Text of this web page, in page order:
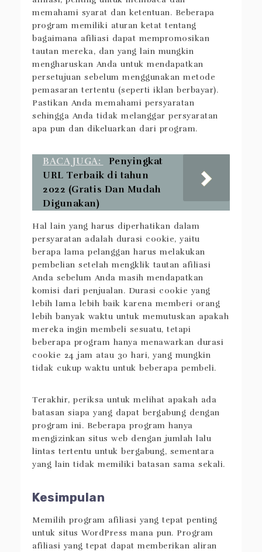
memahami syarat dan ketentuan. Beberapa
program memiliki aturan ketat tentang
bagaimana afiliasi dapat mempromosikan
tautan mereka, dan yang lain mungkin
mengharuskan Anda untuk mendapatkan
persetujuan sebelum menggunakan metode
pemasaran tertentu (seperti iklan berbayar).
Pastikan Anda memahami persyaratan
sehingga Anda tidak melanggar persyaratan
apa pun dan dikeluarkan dari program.
BACA JUGA:
Penyingkat
URL Terbaik di tahun
2022 (Gratis Dan Mudah
Digunakan)
Hal lain yang harus diperhatikan dalam
persyaratan adalah durasi cookie, yaitu
berapa lama pelanggan harus melakukan
pembelian setelah mengklik tautan afiliasi
Anda sebelum Anda masih mendapatkan
komisi dari penjualan. Durasi cookie yang
lebih lama lebih baik karena memberi orang
lebih banyak waktu untuk memutuskan apakah
mereka ingin membeli sesuatu, tetapi
beberapa program hanya menawarkan durasi
cookie 24 jam atau 30 hari, yang mungkin
tidak cukup waktu untuk beberapa pembeli.
Terakhir, periksa untuk melihat apakah ada
batasan siapa yang dapat bergabung dengan
program ini. Beberapa program hanya
mengizinkan situs web dengan jumlah lalu
lintas tertentu untuk bergabung, sementara
yang lain tidak memiliki batasan sama sekali.
Kesimpulan
Memilih program afiliasi yang tepat penting
untuk situs WordPress mana pun. Program
afiliasi yang tepat dapat memberikan aliran